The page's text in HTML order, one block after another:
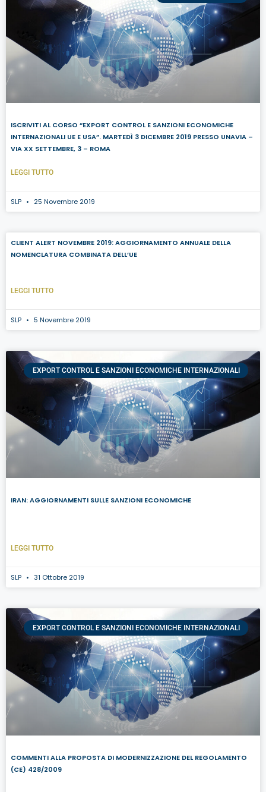
ISCRIVITI AL CORSO “EXPORT CONTROL E SANZIONI ECONOMICHE
INTERNAZIONALI UE E USA”. MARTEDÌ 3 DICEMBRE 2019 PRESSO UNAVIA –
VIA XX SETTEMBRE, 3 – ROMA
LEGGI TUTTO
SLP 25 Novembre 2019
CLIENT ALERT NOVEMBRE 2019: AGGIORNAMENTO ANNUALE DELLA
NOMENCLATURA COMBINATA DELL’UE
LEGGI TUTTO
SLP 5 Novembre 2019
EXPORT CONTROL E SANZIONI ECONOMICHE INTERNAZIONALI
IRAN: AGGIORNAMENTI SULLE SANZIONI ECONOMICHE
LEGGI TUTTO
SLP 31 Ottobre 2019
EXPORT CONTROL E SANZIONI ECONOMICHE INTERNAZIONALI
COMMENTI ALLA PROPOSTA DI MODERNIZZAZIONE DEL REGOLAMENTO
(CE) 428/2009